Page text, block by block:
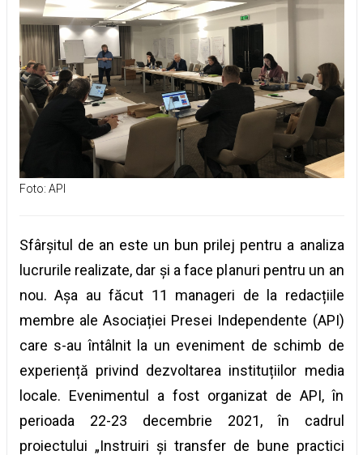
Foto: API
Sfârșitul de an este un bun prilej pentru a analiza
lucrurile realizate, dar și a face planuri pentru un an
nou. Așa au făcut 11 manageri de la redacțiile
membre ale Asociației Presei Independente (API)
care s-au întâlnit la un eveniment de schimb de
experiență privind dezvoltarea instituțiilor media
locale. Evenimentul a fost organizat de API, în
perioada 22-23 decembrie 2021, în cadrul
proiectului „Instruiri și transfer de bune practici